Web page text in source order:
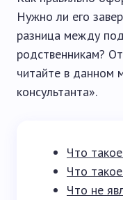
Нужно ли его
разница между
родственникам?
читайте в данном
консультанта».
Что
Что
Что не